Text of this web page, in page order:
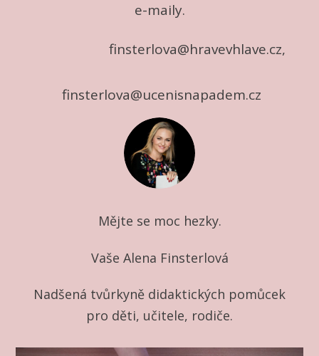
e-maily.
finsterlova@hravevhlave.cz,
finsterlova@ucenisnapadem.cz
Mějte se moc hezky.
Vaše Alena Finsterlová
Nadšená tvůrkyně didaktických pomůcek
pro děti, učitele, rodiče.